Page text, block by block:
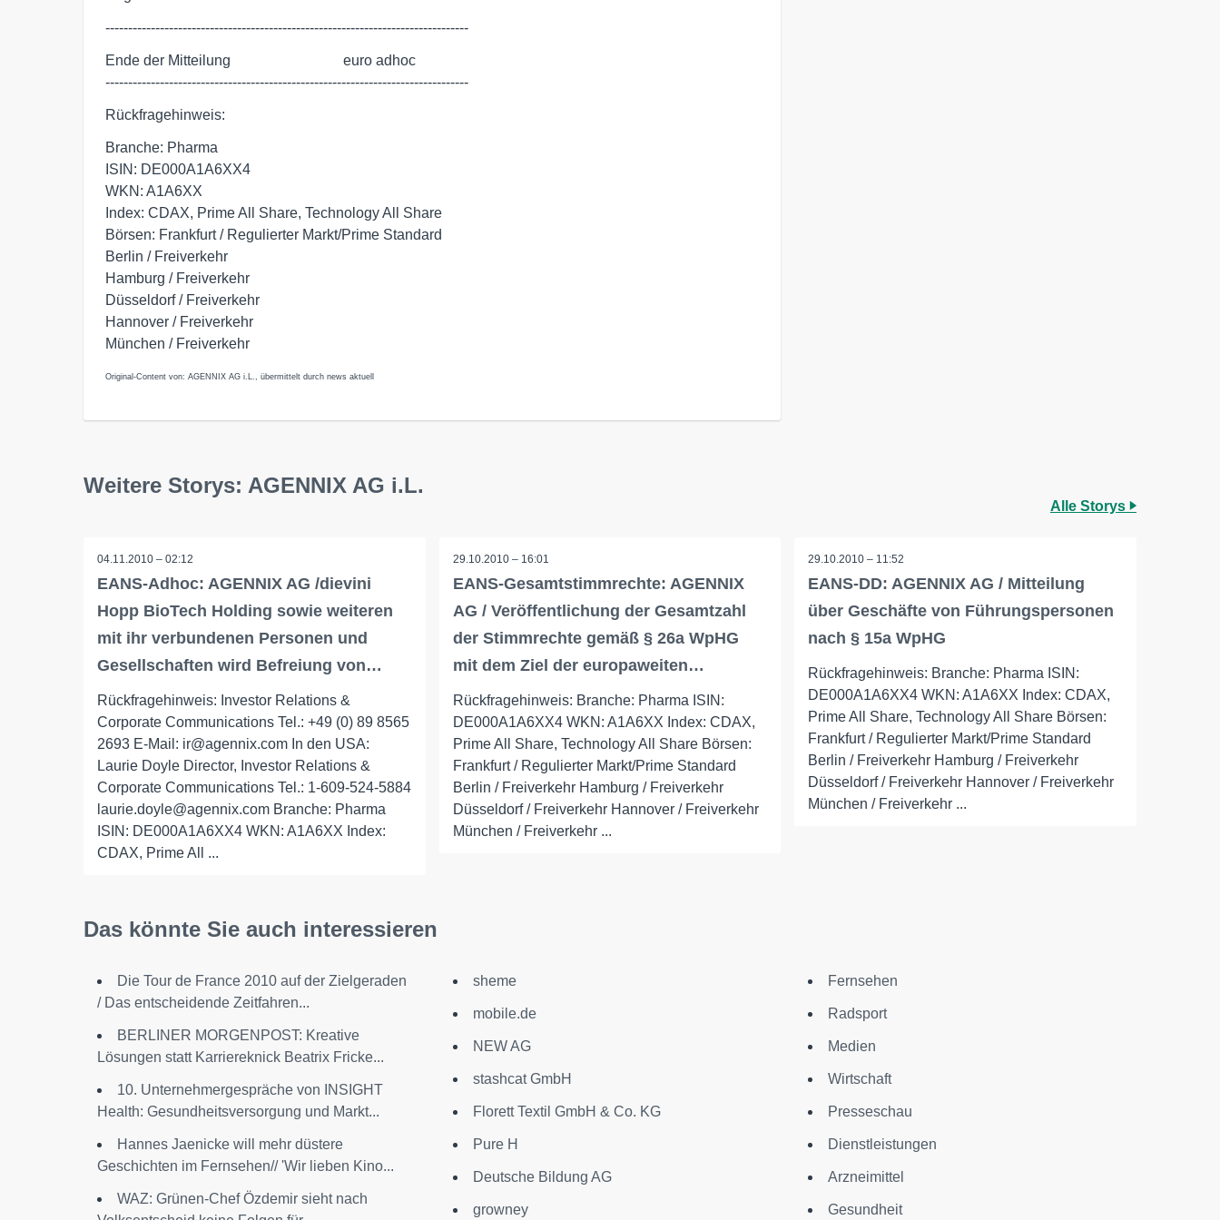
--------------------------------------------------------------------------------
Ende der Mitteilung                               euro adhoc
--------------------------------------------------------------------------------
Rückfragehinweis:
Branche: Pharma
ISIN: DE000A1A6XX4
WKN: A1A6XX
Index: CDAX, Prime All Share, Technology All Share
Börsen: Frankfurt / Regulierter Markt/Prime Standard
Berlin / Freiverkehr
Hamburg / Freiverkehr
Düsseldorf / Freiverkehr
Hannover / Freiverkehr
München / Freiverkehr
Original-Content von: AGENNIX AG i.L., übermittelt durch news aktuell
Weitere Storys: AGENNIX AG i.L.
Alle Storys
04.11.2010 – 02:12
EANS-Adhoc: AGENNIX AG /dievini
Hopp BioTech Holding sowie weiteren
mit ihr verbundenen Personen und
Gesellschaften wird Befreiung von…
Rückfragehinweis: Investor Relations &
Corporate Communications Tel.: +49 (0) 89 8565
2693 E-Mail: ir@agennix.com In den USA:
Laurie Doyle Director, Investor Relations &
Corporate Communications Tel.: 1-609-524-5884
laurie.doyle@agennix.com Branche: Pharma
ISIN: DE000A1A6XX4 WKN: A1A6XX Index:
CDAX, Prime All ...
29.10.2010 – 16:01
EANS-Gesamtstimmrechte: AGENNIX
AG / Veröffentlichung der Gesamtzahl
der Stimmrechte gemäß § 26a WpHG
mit dem Ziel der europaweiten…
Rückfragehinweis: Branche: Pharma ISIN:
DE000A1A6XX4 WKN: A1A6XX Index: CDAX,
Prime All Share, Technology All Share Börsen:
Frankfurt / Regulierter Markt/Prime Standard
Berlin / Freiverkehr Hamburg / Freiverkehr
Düsseldorf / Freiverkehr Hannover / Freiverkehr
München / Freiverkehr ...
29.10.2010 – 11:52
EANS-DD: AGENNIX AG / Mitteilung
über Geschäfte von Führungspersonen
nach § 15a WpHG
Rückfragehinweis: Branche: Pharma ISIN:
DE000A1A6XX4 WKN: A1A6XX Index: CDAX,
Prime All Share, Technology All Share Börsen:
Frankfurt / Regulierter Markt/Prime Standard
Berlin / Freiverkehr Hamburg / Freiverkehr
Düsseldorf / Freiverkehr Hannover / Freiverkehr
München / Freiverkehr ...
Das könnte Sie auch interessieren
Die Tour de France 2010 auf der Zielgeraden
/ Das entscheidende Zeitfahren...
BERLINER MORGENPOST: Kreative
Lösungen statt Karriereknick Beatrix Fricke...
10. Unternehmergespräche von INSIGHT
Health: Gesundheitsversorgung und Markt...
Hannes Jaenicke will mehr düstere
Geschichten im Fernsehen// 'Wir lieben Kino...
WAZ: Grünen-Chef Özdemir sieht nach
sheme
mobile.de
NEW AG
stashcat GmbH
Florett Textil GmbH & Co. KG
Pure H
Deutsche Bildung AG
growney
Fernsehen
Radsport
Medien
Wirtschaft
Presseschau
Dienstleistungen
Arzneimittel
Gesundheit